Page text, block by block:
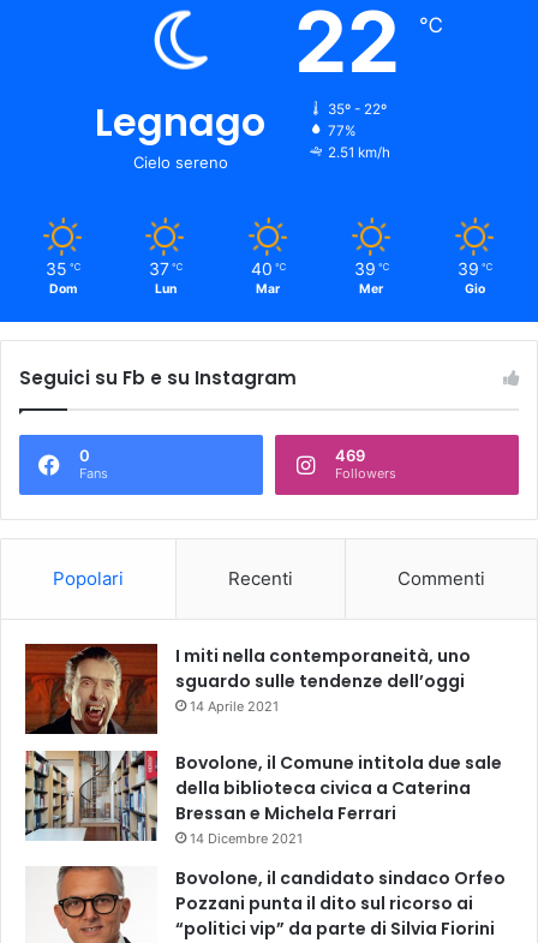
Legnago
Cielo sereno
22 ℃
35º - 22º
77%
2.51 km/h
35 ℃
Dom
37 ℃
Lun
40 ℃
Mar
39 ℃
Mer
39 ℃
Gio
Seguici su Fb e su Instagram
0
Fans
469
Followers
Popolari Recenti Commenti
I miti nella contemporaneità, uno
sguardo sulle tendenze dell’oggi
14 Aprile 2021
Bovolone, il Comune intitola due sale
della biblioteca civica a Caterina
Bressan e Michela Ferrari
14 Dicembre 2021
Bovolone, il candidato sindaco Orfeo
Pozzani punta il dito sul ricorso ai
“politici vip” da parte di Silvia Fiorini